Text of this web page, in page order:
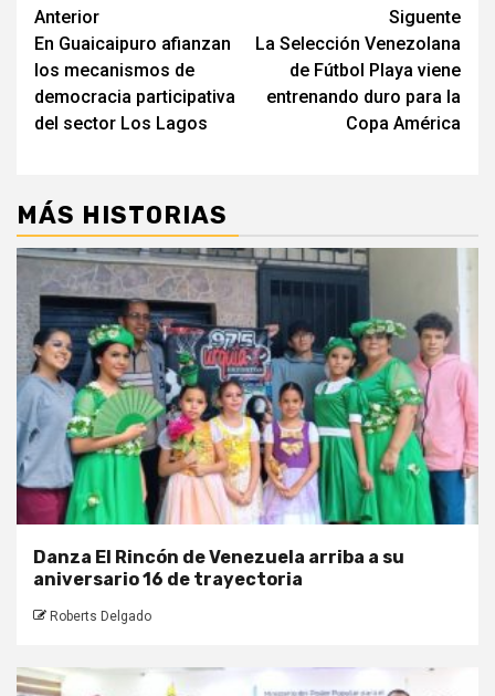
Navegación
de
entradas
Anterior
En Guaicaipuro afianzan
los mecanismos de
democracia participativa
del sector Los Lagos
Siguente
La Selección Venezolana
de Fútbol Playa viene
entrenando duro para la
Copa América
MÁS HISTORIAS
Danza El Rincón de Venezuela arriba a su
aniversario 16 de trayectoria
Roberts Delgado